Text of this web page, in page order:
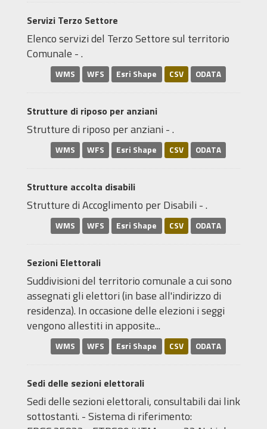
Servizi Terzo Settore
Elenco servizi del Terzo Settore sul territorio
Comunale - .
WMS WFS Esri Shape CSV ODATA
Strutture di riposo per anziani
Strutture di riposo per anziani - .
WMS WFS Esri Shape CSV ODATA
Strutture accolta disabili
Strutture di Accoglimento per Disabili - .
WMS WFS Esri Shape CSV ODATA
Sezioni Elettorali
Suddivisioni del territorio comunale a cui sono
assegnati gli elettori (in base all'indirizzo di
residenza). In occasione delle elezioni i seggi
vengono allestiti in apposite...
WMS WFS Esri Shape CSV ODATA
Sedi delle sezioni elettorali
Sedi delle sezioni elettorali, consultabili dai link
sottostanti. - Sistema di riferimento: